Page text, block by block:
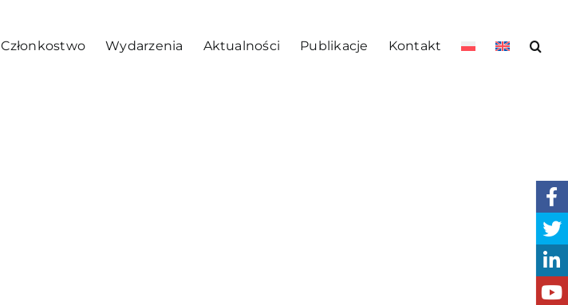
Członkostwo Wydarzenia Aktualności Publikacje Kontakt